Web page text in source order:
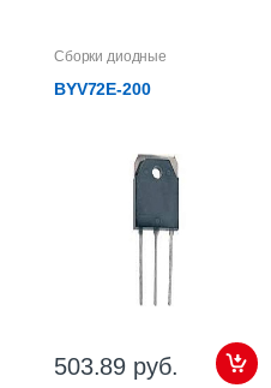
Сборки диодные
BYV72E-200
503.89 руб.